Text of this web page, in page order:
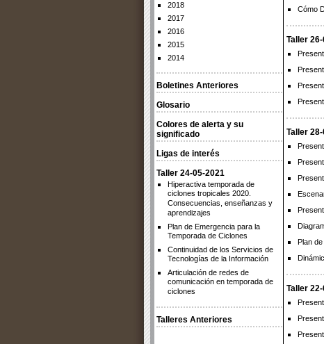
2018
2017
2016
2015
2014
Boletines Anteriores
Glosario
Colores de alerta y su
significado
Ligas de interés
Taller 24-05-2021
Hiperactiva temporada de
ciclones tropicales 2020.
Consecuencias, enseñanzas y
aprendizajes
Plan de Emergencia para la
Temporada de Ciclones
Continuidad de los Servicios de
Tecnologías de la Información
Articulación de redes de
comunicación en temporada de
ciclones
Talleres Anteriores
Cómo
Taller
Taller
Plan
Taller